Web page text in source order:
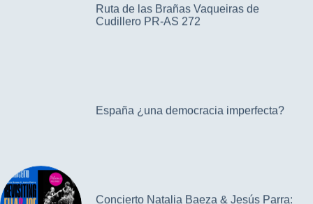
Ruta de las Brañas Vaqueiras de
Cudillero PR-AS 272
España ¿una democracia imperfecta?
Concierto Natalia Baeza & Jesús Parra: